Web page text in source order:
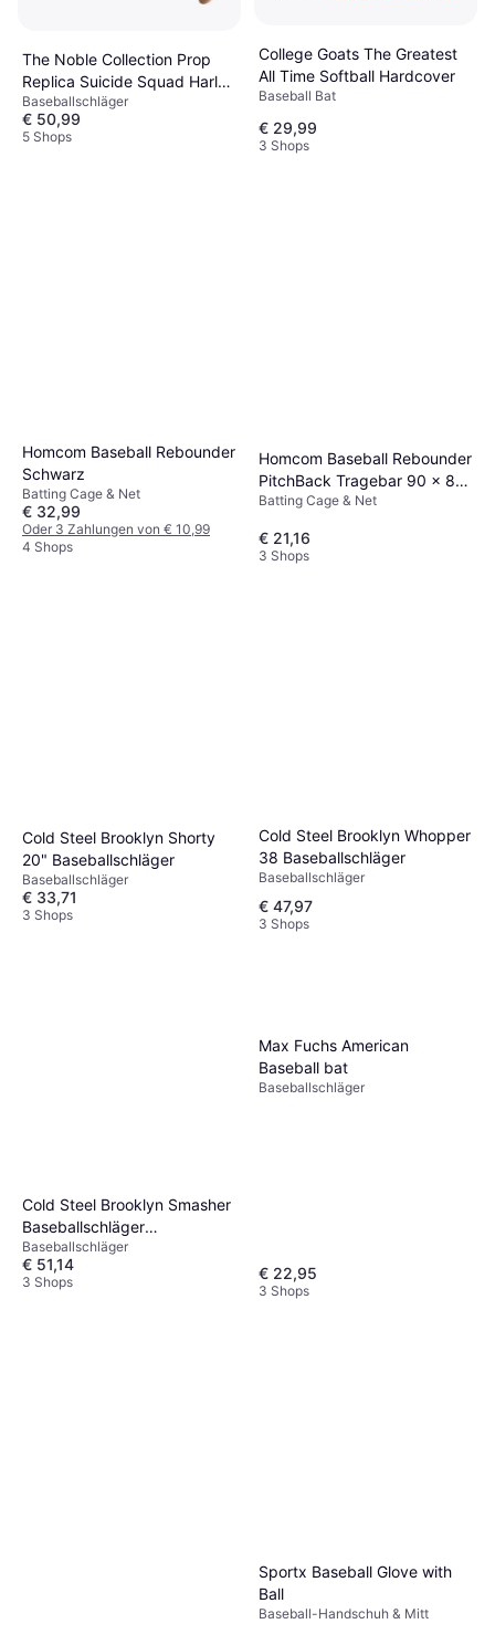
The Noble Collection Prop
Replica Suicide Squad Harley
Quinn Baseball Bat
Baseballschläger
€ 50,99
5 Shops
College Goats The Greatest
All Time Softball Hardcover
Baseball Bat
€ 29,99
3 Shops
Homcom Baseball Rebounder
Schwarz
Batting Cage & Net
€ 32,99
Oder 3 Zahlungen von € 10,99
4 Shops
Homcom Baseball Rebounder
PitchBack Tragebar 90 x 80
cm
Batting Cage & Net
€ 21,16
3 Shops
Cold Steel Brooklyn Shorty
20" Baseballschläger
Baseballschläger
€ 33,71
3 Shops
Cold Steel Brooklyn Whopper
38 Baseballschläger
Baseballschläger
€ 47,97
3 Shops
Cold Steel Brooklyn Smasher
Baseballschläger
Polypropylen
Baseballschläger
€ 51,14
3 Shops
Max Fuchs American
Baseball bat
Baseballschläger
€ 22,95
3 Shops
Sportx Baseball Glove with
Ball
Baseball-Handschuh & Mitt